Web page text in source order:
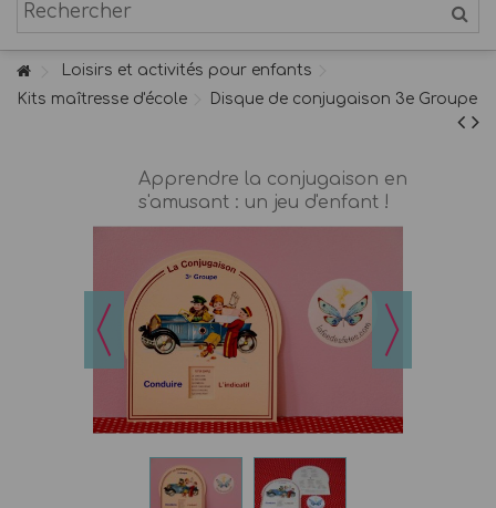
Loisirs et activités pour enfants
Kits maîtresse d'école
Disque de conjugaison 3e Groupe
Apprendre la conjugaison en
s'amusant : un jeu d'enfant !